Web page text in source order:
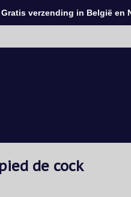
de cock
verzending in België en